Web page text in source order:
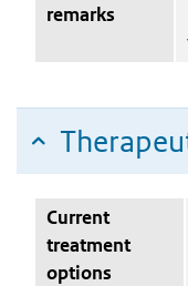
remarks
Current
treatment
options